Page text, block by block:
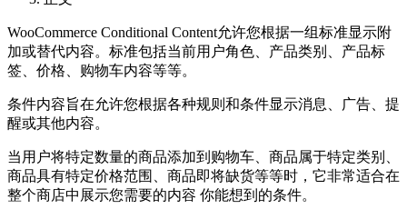
WooCommerce Conditional Content允许您根据一组标准显示附
加或替代内容。标准包括当前用户角色、产品类别、产品标
签、价格、购物车内容等等。
条件内容旨在允许您根据各种规则和条件显示消息、广告、提
醒或其他内容。
当用户将特定数量的商品添加到购物车、商品属于特定类别、
商品具有特定价格范围、商品即将缺货等等时，它非常适合在
整个商店中展示您需要的内容 你能想到的条件。